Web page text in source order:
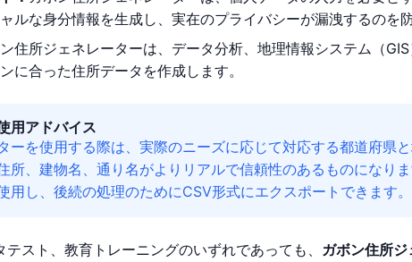
ルな身分情報を生成し、実在のプライバシーが漏洩するのを防
住所ジェネレーターは、データ分析、地理情報システム（
に合った住所データを作成します。
用アドバイス
ーを使用する際は、実際のニーズに応じて対応する都道府県
所、建物名、通り名がよりリアルで信頼性のあるものになり
用し、後続の処理のためにCSV形式にエクスポートできます。
スト、教育トレーニングのいずれであっても、 ガボン住所